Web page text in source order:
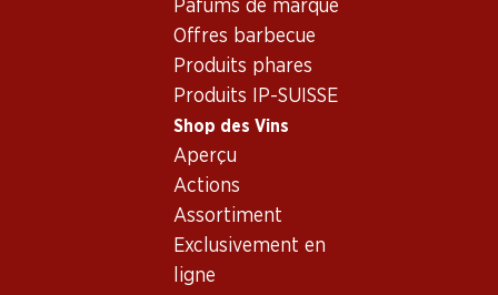
Pafums de marque
Offres barbecue
Produits phares
Produits IP-SUISSE
Shop des Vins
Aperçu
Actions
Assortiment
Exclusivement en
ligne
Schloss Bockfliess Grüner
59.70
Schloss Bockfliess Zweigelt
2025